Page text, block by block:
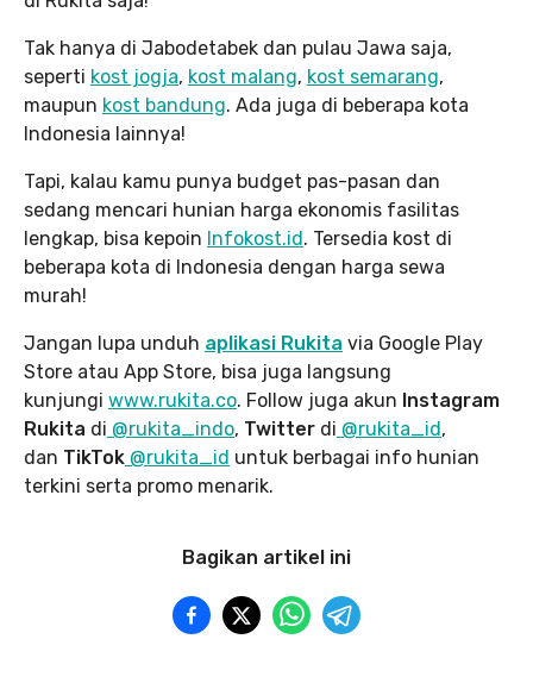
Tak hanya di Jabodetabek dan pulau Jawa saja,
seperti kost jogja, kost malang, kost semarang,
maupun kost bandung. Ada juga di beberapa kota
Indonesia lainnya!
Tapi, kalau kamu punya budget pas-pasan dan
sedang mencari hunian harga ekonomis fasilitas
lengkap, bisa kepoin Infokost.id. Tersedia kost di
beberapa kota di Indonesia dengan harga sewa
murah!
Jangan lupa unduh aplikasi Rukita via Google Play
Store atau App Store, bisa juga langsung
kunjungi www.rukita.co. Follow juga akun Instagram
Rukita di @rukita_indo, Twitter di @rukita_id,
dan TikTok @rukita_id untuk berbagai info hunian
terkini serta promo menarik.
Bagikan artikel ini